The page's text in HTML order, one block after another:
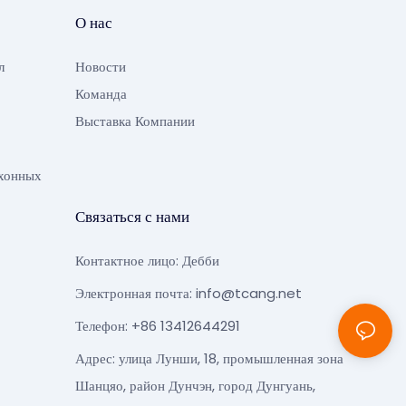
О нас
Новости
Команда
Выставка Компании
Связаться с нами
Контактное лицо: Дебби
Электронная почта: info@tcang.net
Телефон: +86 13412644291
Адрес: улица Лунши, 18, промышленная зона
Шанцяо, район Дунчэн, город Дунгуань,